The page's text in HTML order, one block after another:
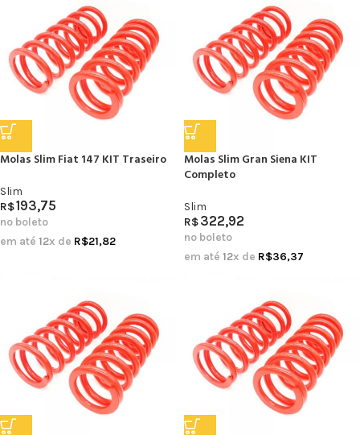
Molas Slim Fiat 147 KIT Traseiro
Slim
R$193,75
no boleto
em até 12x de R$21,82
Molas Slim Gran Siena KIT
Completo
Slim
R$322,92
no boleto
em até 12x de R$36,37